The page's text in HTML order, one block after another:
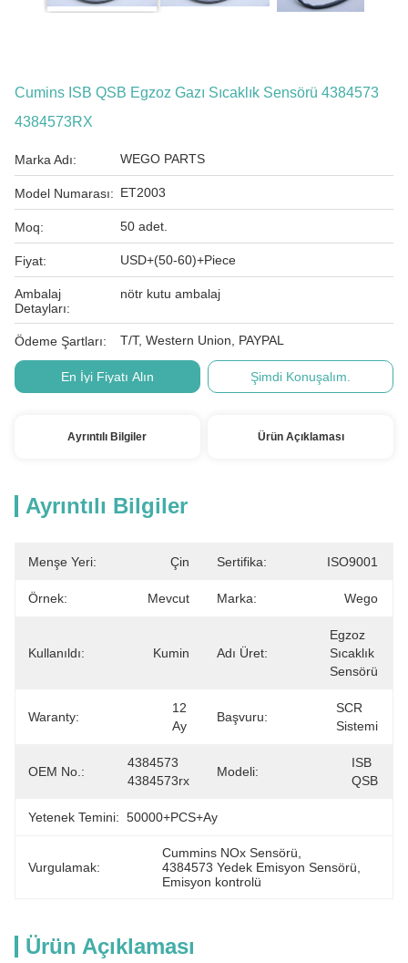
Cumins ISB QSB Egzoz Gazı Sıcaklık Sensörü 4384573
4384573RX
Marka Adı: WEGO PARTS
Model Numarası: ET2003
Moq: 50 adet.
Fiyat: USD+(50-60)+Piece
Ambalaj
Detayları:
nötr kutu ambalaj
Ödeme Şartları: T/T, Western Union, PAYPAL
En İyi Fiyatı Alın Şimdi Konuşalım.
Ayrıntılı Bilgiler Ürün Açıklaması
Ayrıntılı Bilgiler
Menşe Yeri: Çin Sertifika: ISO9001
Örnek: Mevcut Marka: Wego
Kullanıldı: Kumin Adı Üret:
Egzoz
Sıcaklık
Sensörü
Waranty:
12
Ay
Başvuru:
SCR
Sistemi
OEM No.:
4384573
4384573rx
Modeli:
ISB
QSB
Yetenek Temini: 50000+PCS+ay
Vurgulamak:
Cummins NOx Sensörü
4384573 Yedek Emisyon Sensörü
Emisyon kontrolü
Ürün Açıklaması